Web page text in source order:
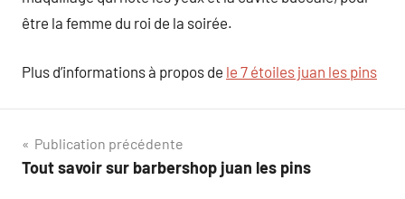
être la femme du roi de la soirée.
Plus d’informations à propos de le 7 étoiles juan les pins
Navigation
de
Publication précédente
Tout savoir sur barbershop juan les pins